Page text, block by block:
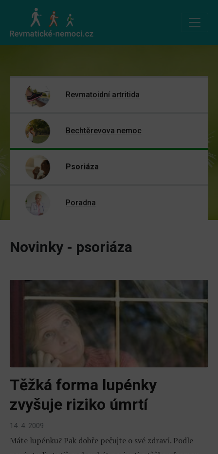
Revmatoidní artritida
Bechtěrevova nemoc
Psoriáza
Poradna
Novinky - psoriáza
Těžká forma lupénky
zvyšuje riziko úmrtí
14. 4. 2009
Máte lupénku? Pak dobře pečujte o své zdraví. Podle